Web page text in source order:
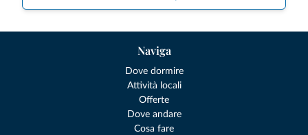
Naviga
Dove dormire
Attività locali
Offerte
Dove andare
Cosa fare